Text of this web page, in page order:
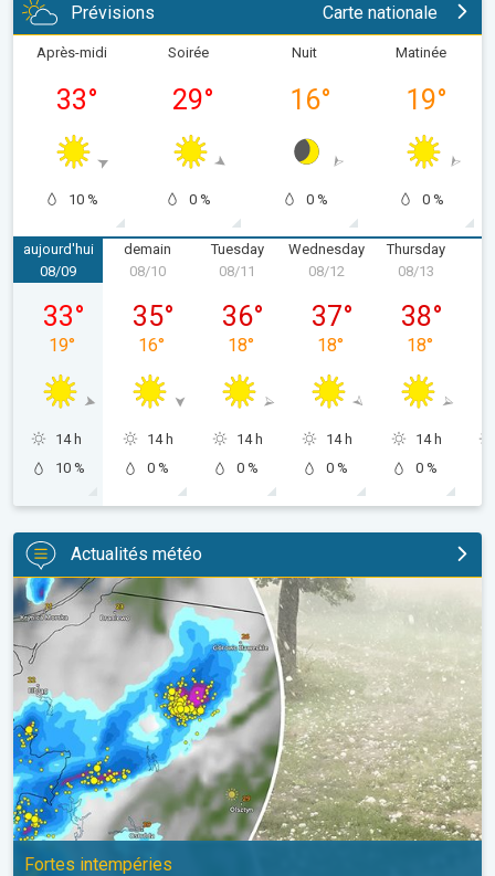
Prévisions Carte nationale
Après-midi
33°
10 %
Soirée
29°
0 %
Nuit
16°
0 %
Matinée
19°
0 %
aujourd'hui
Sunday, 08/09
08/09
33°
19°
14 h
10 %
demain
Monday, 08/10
08/10
35°
16°
14 h
0 %
Tuesday
Tuesday, 08/11
08/11
36°
18°
14 h
0 %
Wednesday
Wednesday, 08/12
08/12
37°
18°
14 h
0 %
Thursday
08/13
38°
18°
14 h
0 %
Actualités météo
Orage de grêle gigantesque en Pologne. Fortes intempéries. . .
Fortes intempéries